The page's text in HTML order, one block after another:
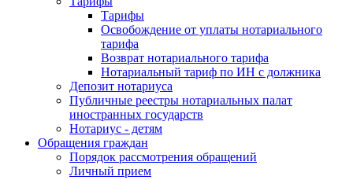
Тарифы
Освобождение от уплаты нотариального
тарифа
Возврат нотариального тарифа
Нотариальный тариф по ИН с должника
Депозит нотариуса
Публичные реестры нотариальных палат
иностранных государств
Нотариус - детям
Обращения граждан
Порядок рассмотрения обращений
Личный прием